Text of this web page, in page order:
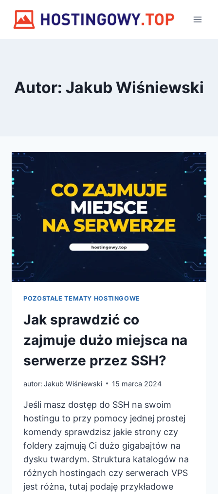
Autor: Jakub Wiśniewski
POZOSTAŁE TEMATY HOSTINGOWE
Jak sprawdzić co
zajmuje dużo miejsca na
serwerze przez SSH?
autor: Jakub Wiśniewski 15 marca 2024
Jeśli masz dostęp do SSH na swoim
hostingu to przy pomocy jednej prostej
komendy sprawdzisz jakie strony czy
foldery zajmują Ci dużo gigabajtów na
dysku twardym. Struktura katalogów na
różnych hostingach czy serwerach VPS
jest różna, tutaj podaję przykładowe